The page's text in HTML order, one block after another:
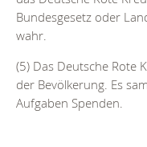
Bundesgesetz oder
wahr.
(5) Das Deutsche Rote
der Bevölkerung. Es
Aufgaben Spenden.